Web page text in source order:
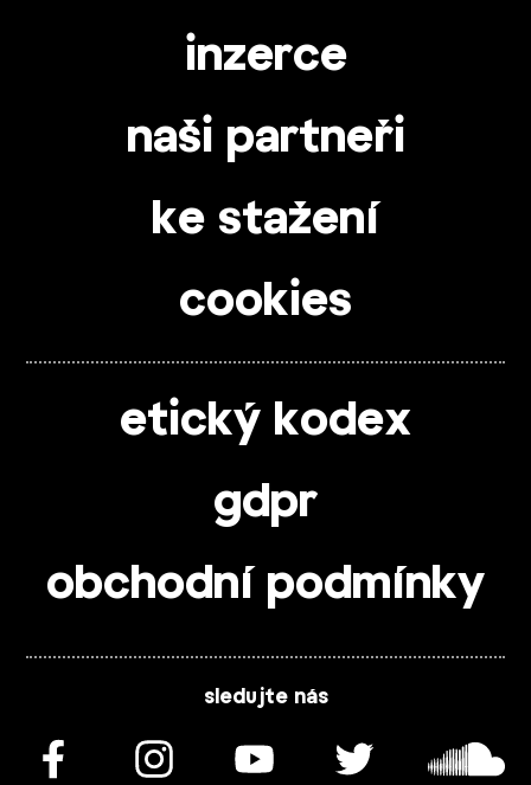
inzerce
naši partneři
ke stažení
cookies
etický kodex
gdpr
obchodní podmínky
sledujte nás